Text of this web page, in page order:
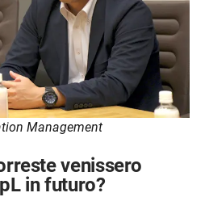
Management
venissero
in futuro?